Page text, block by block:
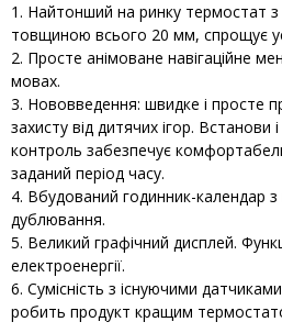
Найтонший на ринку термостат
товщиною всього 20 мм, спрощує
Просте анімоване навігаційне
мовах.
Нововведення: швидке і просте
захисту від дитячих ігор. Встанови
контроль забезпечує
заданий період часу.
Вбудований годинник-календар
дублювання.
Великий графічний дисплей.
електроенергії.
Сумісність з існуючими
робить продукт кращим